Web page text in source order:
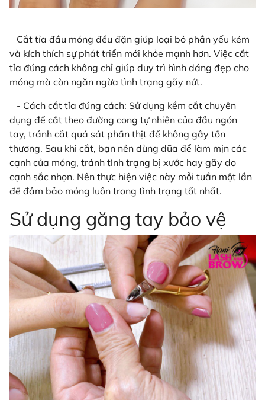
Cắt tỉa đầu móng đều đặn giúp loại bỏ phần yếu kém
và kích thích sự phát triển mới khỏe mạnh hơn. Việc cắt
tỉa đúng cách không chỉ giúp duy trì hình dáng đẹp cho
móng mà còn ngăn ngừa tình trạng gãy nứt.
- Cách cắt tỉa đúng cách: Sử dụng kềm cắt chuyên
dụng để cắt theo đường cong tự nhiên của đầu ngón
tay, tránh cắt quá sát phần thịt để không gây tổn
thương. Sau khi cắt, bạn nên dùng dũa để làm mịn các
cạnh của móng, tránh tình trạng bị xước hay gãy do
cạnh sắc nhọn. Nên thực hiện việc này mỗi tuần một lần
để đảm bảo móng luôn trong tình trạng tốt nhất.
Sử dụng găng tay bảo vệ